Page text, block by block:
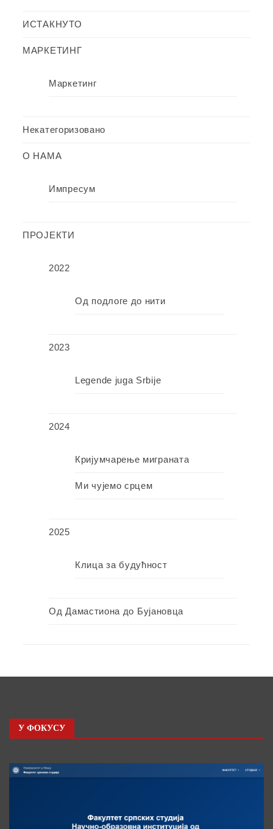
ИСТАКНУТО
МАРКЕТИНГ
Маркетинг
Некатегоризовано
О НАМА
Импресум
ПРОЈЕКТИ
2022
Од подлоге до нити
2023
Legende juga Srbije
2024
Кријумчарење миграната
Ми чујемо срцем
2025
Клица за будућност
Од Дамастиона до Бујановца
У ФОКУСУ